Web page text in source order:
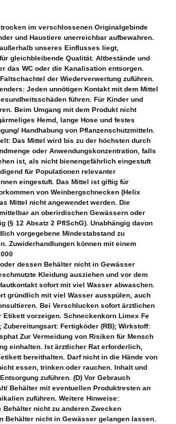
im verschlossenen Originalgebinde
und Haustiere unerreichbar aufbewahren.
unseres Einflusses liegt,
gleichbleibende Qualität. Altbestände und
das WC oder die Kanalisation entsorgen.
der Wiederverwertung zuführen.
Jeden unnötigen Kontakt mit dem Mittel
führen. Für Kinder und
Beim Umgang mit dem Produkt nicht
Hemd, lange Hose und festes
Handhabung von Pflanzenschutzmitteln.
Das Mittel wird bis zu der höchsten durch
oder Anwendungskonzentration, falls
ist, als nicht bienengefährlich eingestuft
für Populationen relevanter
eingestuft. Das Mittel ist giftig für
von Weinbergschnecken (Helix
Mittel nicht angewendet werden. Die
an oberirdischen Gewässern oder
(§ 12 Absatz 2 PflSchG). Unabhängig davon
vorgegebene Mindestabstand zu
Zuwiderhandlungen können mit einem
dessen Behälter nicht in Gewässer
Kleidung ausziehen und vor dem
sofort mit viel Wasser abwaschen.
gründlich mit viel Wasser ausspülen, auch
Bei Verschlucken sofort ärztlichen
Etikett vorzeigen. Schneckenkorn Limex Fe
Fertigköder (RB); Wirkstoff:
Zur Vermeidung von Risiken für Mensch
einhalten. Ist ärztlicher Rat erforderlich,
bereithalten. Darf nicht in die Hände von
essen, trinken oder rauchen. Inhalt und
zuführen. (D) Vor Gebrauch
Behälter mit eventuellen Produktresten an
zuführen. Weitere Hinweise:
nicht zu anderen Zwecken
Behälter nicht in Gewässer gelangen lassen.